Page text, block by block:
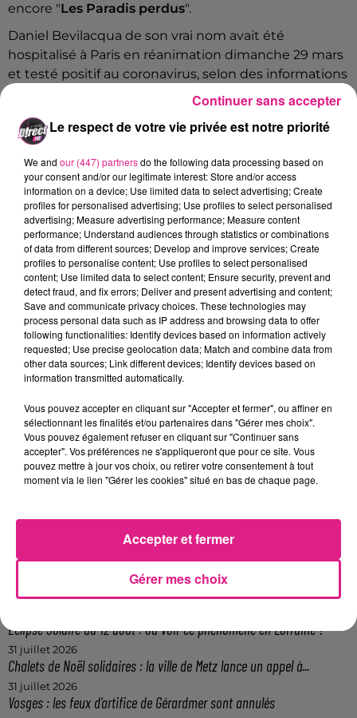
encore "Les Paradis perdus".
Daniel Bevilacqua de son vrai nom avait été
hospitalisé à Paris en réanimation dimanche 29 mars
et testé positif au coronavirus, selon des informations
FIL ACTUS
7 août 2026
Lorraine : une journée pas comme les autres au Parc animalier de...
6 août 2026
Metz : une distribution de lunette gratuite pour voir l’éclipse
Casting de Woof : l'Euro-Métropole de Metz part à la recherche de...
Officiel : Gauthier Hein quitte le FC Metz pour l'OGC Nice
Officiel : le lac de Madine reporte son feu d’artifice
Eclipse Solaire du 12 août : où voir ce phénomène en Lorraine ?
31 juillet 2026
Chalets de Noël solidaires : la ville de Metz lance un appel à...
31 juillet 2026
Vosges : les feux d’artifice de Gérardmer sont annulés
Le respect de votre vie privée est notre priorité
We and our (447) partnersdo the following data processing based on
your consent and/or our legitimate interest: Store and/or access
information on a device; Use limited data to select advertising; Create
profiles for personalised advertising; Use profiles to select personalised
advertising; Measure advertising performance; Measure content
performance; Understand audiences through statistics or combinations
of data from different sources; Develop and improve services; Create
profiles to personalise content; Use profiles to select personalised
content; Use limited data to select content; Ensure security, prevent and
detect fraud, and fix errors; Deliver and present advertising and content;
Save and communicate privacy choices. These technologies may
process personal data such as IP address and browsing data to offer
following functionalities: Identify devices based on information actively
requested; Use precise geolocation data; Match and combine data from
other data sources; Link different devices; Identify devices based on
information transmitted automatically.
Vous pouvez accepter en cliquant sur "Accepter et fermer", ou affiner en
sélectionnant les finalités et/ou partenaires dans "Gérer mes choix".
Vous pouvez également refuser en cliquant sur "Continuer sans
accepter". Vos préférences ne s'appliqueront que pour ce site. Vous
pouvez mettre à jour vos choix, ou retirer votre consentement à tout
moment via le lien "Gérer les cookies" situé en bas de chaque page.
Gérer mes choix
Accepter et fermer
Continuer sans accepter